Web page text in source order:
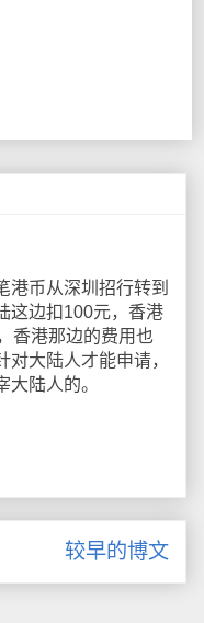
币从深圳招行转到
这边扣100元，香港
香港那边的费用也
大陆人才能申请，
陆人的。
较早的博文